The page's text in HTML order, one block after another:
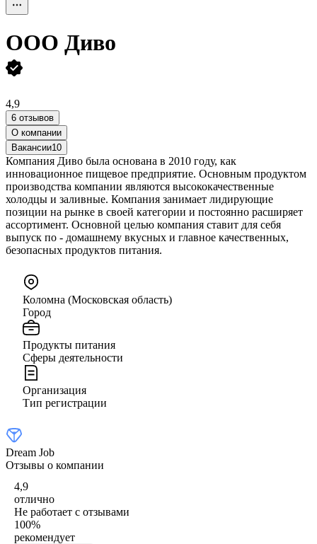
ООО Диво
4,9
6 отзывов
О компании
Вакансии10
Компания Диво была основана в 2010 году, как
инновационное пищевое предприятие. Основным продуктом
производства компании являются высококачественные
холодцы и заливные. Компания занимает лидирующие
позиции на рынке в своей категории и постоянно расширяет
ассортимент. Основной целью компания ставит для себя
выпуск по - домашнему вкусных и главное качественных,
безопасных продуктов питания.
Коломна (Московская область)
Город
Продукты питания
Сферы деятельности
Организация
Тип регистрации
Dream Job
Отзывы о компании
4,9
отлично
Не работает с отзывами
100%
рекомендует